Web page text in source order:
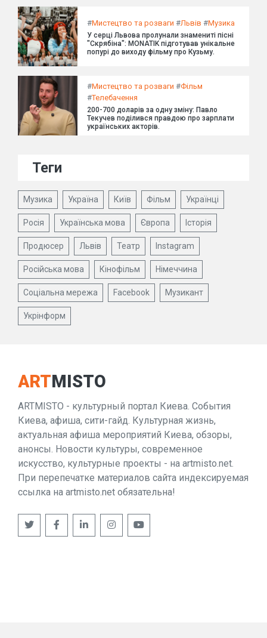
#Мистецтво та розваги #Львів #Музика
У серці Львова пролунали знамениті пісні
"Скрябіна": MONATIK підготував унікальне
попурі до виходу фільму про Кузьму.
#Мистецтво та розваги #Фільм
#Телебачення
200-700 доларів за одну зміну: Павло
Текучев поділився правдою про зарплати
українських акторів.
Теги
Музика Україна Київ Фільм Українці
Росія Українська мова Європа Історія
Продюсер Львів Театр Instagram
Російська мова Кінофільм Німеччина
Соціальна мережа Facebook Музикант
Укрінформ
ARTMISTO
ARTMISTO - культурный портал Киева. События
Киева, афиша, сити-гайд. Культурная жизнь,
актуальная афиша мероприятий Киева, обзоры,
анонсы. Новости культуры, современное
искусство, культурные проекты - на artmisto.net.
При перепечатке материалов сайта индексируемая
ссылка на artmisto.net обязательна!